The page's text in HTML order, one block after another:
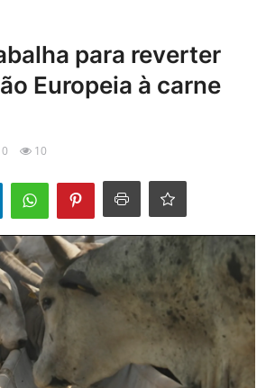
para reverter
Europeia à carne
0 10